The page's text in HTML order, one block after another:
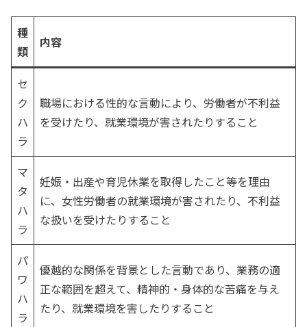
種
類
内容
セ
ク
ハ
ラ
職場における性的な言動により、労働者が不利益
を受けたり、就業環境が害されたりすること
マ
タ
ハ
ラ
妊娠・出産や育児休業を取得したこと等を理由
に、女性労働者の就業環境が害されたり、不利益
な扱いを受けたりすること
パ
ワ
ハ
ラ
優越的な関係を背景とした言動であり、業務の適
正な範囲を超えて、精神的・身体的な苦痛を与え
たり、就業環境を害したりすること